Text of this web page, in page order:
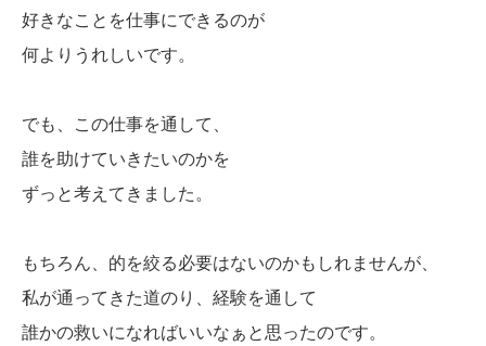
好きなことを仕事にできるのが
何よりうれしいです。
でも、この仕事を通して、
誰を助けていきたいのかを
ずっと考えてきました。
もちろん、的を絞る必要はないのかもしれませんが、
私が通ってきた道のり、経験を通して
誰かの救いになればいいなぁと思ったのです。